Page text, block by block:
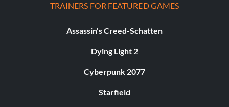
TRAINERS FOR FEATURED GAMES
Assassin's Creed-Schatten
Dying Light 2
Cyberpunk 2077
Starfield